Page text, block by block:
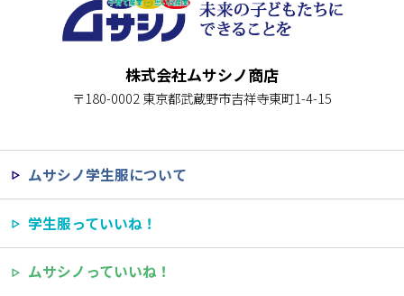
株式会社ムサシノ商店
〒180-0002 東京都武蔵野市吉祥寺東町1-4-15
ムサシノ学生服について
学生服っていいね！
ムサシノっていいね！